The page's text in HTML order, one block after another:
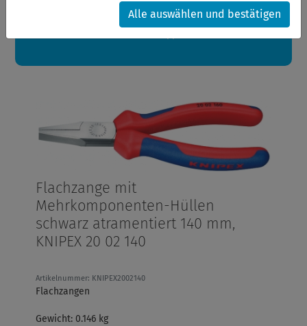
24.08.2026 verschickt.
Eine schöne Sommerpause
Flachzange mit
Mehrkomponenten-Hüllen
schwarz atramentiert 140 mm,
KNIPEX 20 02 140
Artikelnummer: KNIPEX2002140
Flachzangen
Gewicht: 0.146 kg
Alle auswählen und bestätigen